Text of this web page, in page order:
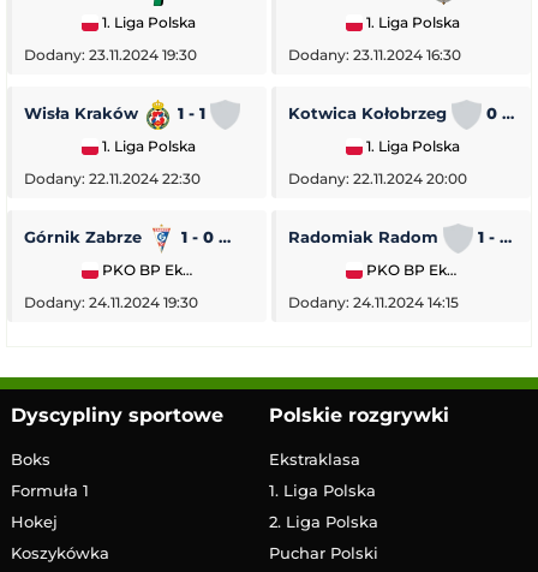
1. Liga Polska
Dodany: 23.11.2024 19:30
1. Liga Polska
Dodany: 23.11.2024 16:30
Wisła Kraków 1 - 1 Stal Rzeszów
1. Liga Polska
Dodany: 22.11.2024 22:30
Kotwica Kołobrzeg 0 - 5
1. Liga Polska
Dodany: 22.11.2024 20:00
Górnik Zabrze 1 - 0 Piast Gliwice
PKO BP Ekstraklasa
Dodany: 24.11.2024 19:30
Radomiak Radom 1 - 2
PKO BP Ekstraklasa
Dodany: 24.11.2024 14:15
Dyscypliny sportowe
Boks
Formuła 1
Hokej
Koszykówka
Polskie rozgrywki
Ekstraklasa
1. Liga Polska
2. Liga Polska
Puchar Polski